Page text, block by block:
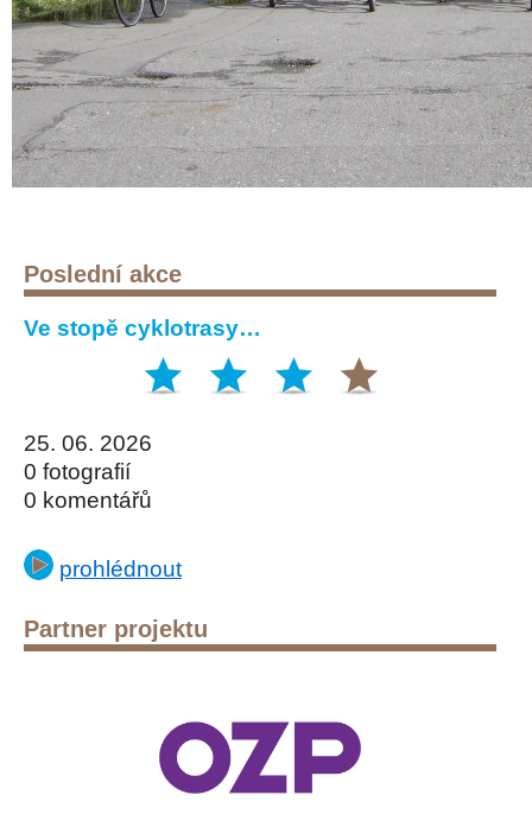
Poslední akce
Ve stopě cyklotrasy…
25. 06. 2026
0 fotografií
0 komentářů
prohlédnout
Partner projektu